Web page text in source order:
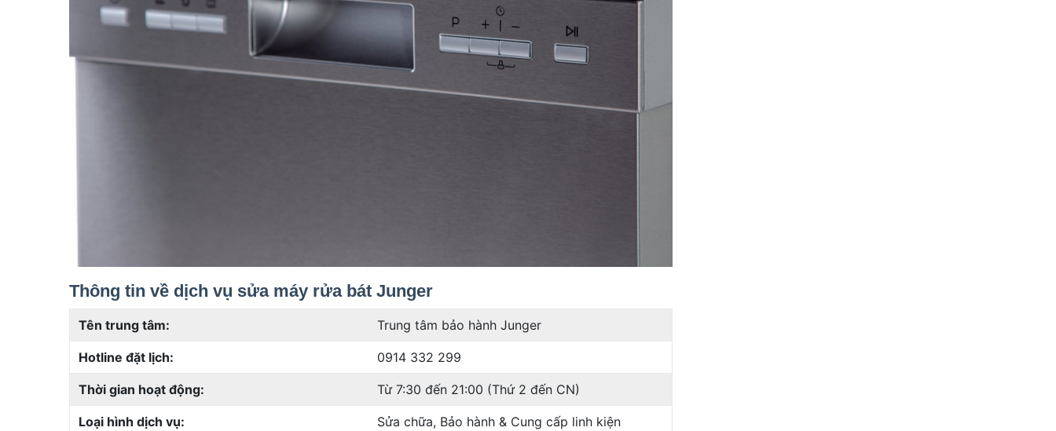
Thông tin về dịch vụ sửa máy rửa bát Junger
Tên trung tâm: Trung tâm bảo hành Junger
Hotline đặt lịch: 0914 332 299
Thời gian hoạt động: Từ 7:30 đến 21:00 (Thứ 2 đến CN)
Loại hình dịch vụ: Sửa chữa, Bảo hành & Cung cấp linh kiện